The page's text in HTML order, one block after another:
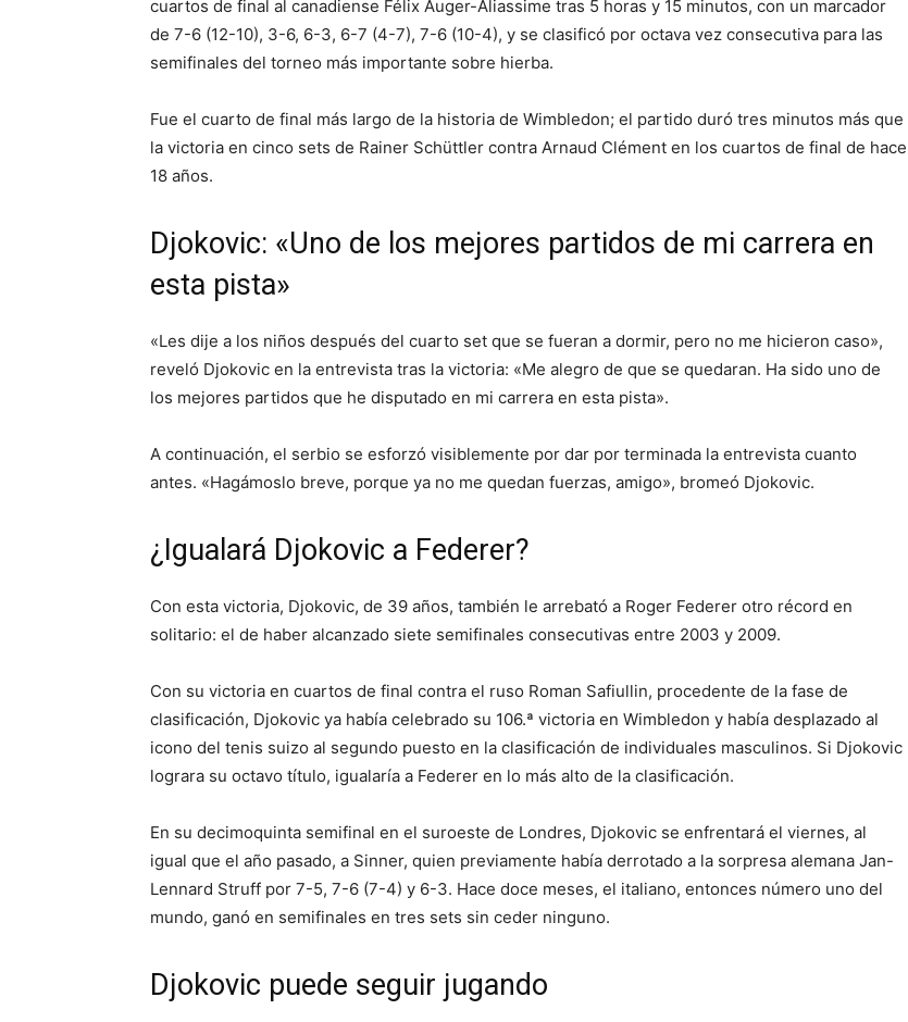
cuartos de final al canadiense Félix Auger-Aliassime tras 5 horas y 15 minutos, con un marcador
de 7-6 (12-10), 3-6, 6-3, 6-7 (4-7), 7-6 (10-4), y se clasificó por octava vez consecutiva para las
semifinales del torneo más importante sobre hierba.
Fue el cuarto de final más largo de la historia de Wimbledon; el partido duró tres minutos más que
la victoria en cinco sets de Rainer Schüttler contra Arnaud Clément en los cuartos de final de hace
18 años.
Djokovic: «Uno de los mejores partidos de mi carrera en
esta pista»
«Les dije a los niños después del cuarto set que se fueran a dormir, pero no me hicieron caso»,
reveló Djokovic en la entrevista tras la victoria: «Me alegro de que se quedaran. Ha sido uno de
los mejores partidos que he disputado en mi carrera en esta pista».
A continuación, el serbio se esforzó visiblemente por dar por terminada la entrevista cuanto
antes. «Hagámoslo breve, porque ya no me quedan fuerzas, amigo», bromeó Djokovic.
¿Igualará Djokovic a Federer?
Con esta victoria, Djokovic, de 39 años, también le arrebató a Roger Federer otro récord en
solitario: el de haber alcanzado siete semifinales consecutivas entre 2003 y 2009.
Con su victoria en cuartos de final contra el ruso Roman Safiullin, procedente de la fase de
clasificación, Djokovic ya había celebrado su 106.ª victoria en Wimbledon y había desplazado al
icono del tenis suizo al segundo puesto en la clasificación de individuales masculinos. Si Djokovic
lograra su octavo título, igualaría a Federer en lo más alto de la clasificación.
En su decimoquinta semifinal en el suroeste de Londres, Djokovic se enfrentará el viernes, al
igual que el año pasado, a Sinner, quien previamente había derrotado a la sorpresa alemana Jan-
Lennard Struff por 7-5, 7-6 (7-4) y 6-3. Hace doce meses, el italiano, entonces número uno del
mundo, ganó en semifinales en tres sets sin ceder ninguno.
Djokovic puede seguir jugando